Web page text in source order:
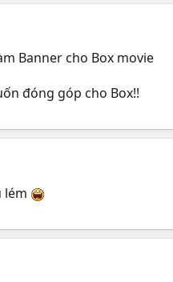
Banner cho Box movie
đóng góp cho Box!!
lém